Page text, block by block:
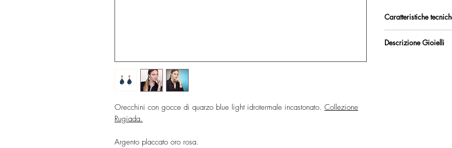
Orecchini con gocce di quarzo blue light idrotermale incastonato. Collezione
Rugiada.
Argento placcato oro rosa.
Caratteristiche
trattamento
Descrizione Gioielli